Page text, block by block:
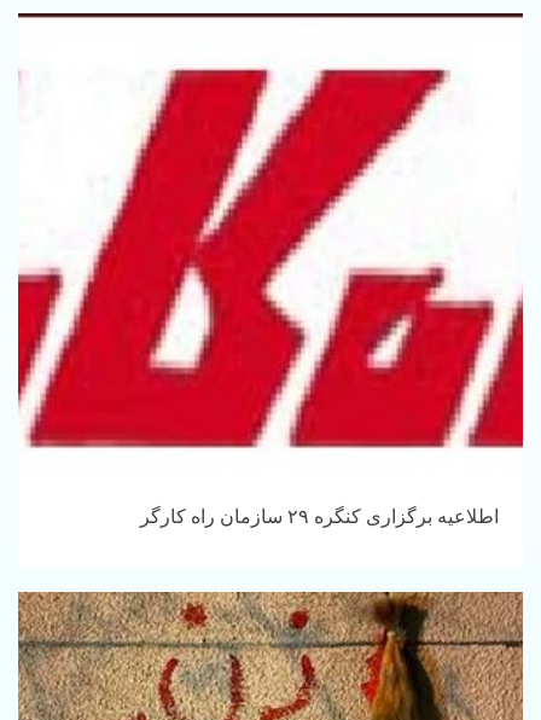
اطلاعیه برگزاری کنگره ۲۹ سازمان راه کارگر